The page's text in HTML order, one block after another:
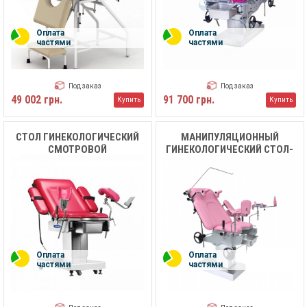
Оплата
частями
Под заказ
49 002 грн. Купить
Оплата
частями
Под заказ
91 700 грн. Купить
СТОЛ ГИНЕКОЛОГИЧЕСКИЙ
СМОТРОВОЙ
Оплата
частями
МАНИПУЛЯЦИОННЫЙ
ГИНЕКОЛОГИЧЕСКИЙ СТОЛ-
401G
Оплата
частями